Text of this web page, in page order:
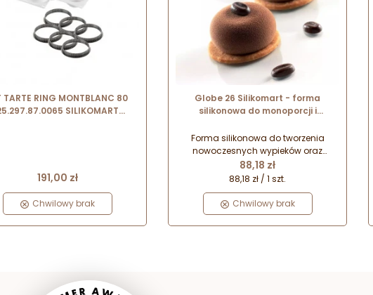
TARTE RING MONTBLANC 80
SILIKOMART
Cena
191,00 zł
Chwilowy brak
Globe 26 Silikomart - forma
silikonowa do monoporcji i
26 ml x 15 porcji
Forma silikonowa do tworzenia
nowoczesnych wypieków oraz
deserów mrożonych. Uniwersalne
zastosowanie i łatwość użycia
niezależnie od tego jaką formę
deseru przygotujesz.
Cena
88,18 zł
88,18 zł / 1 szt.
Chwilowy brak